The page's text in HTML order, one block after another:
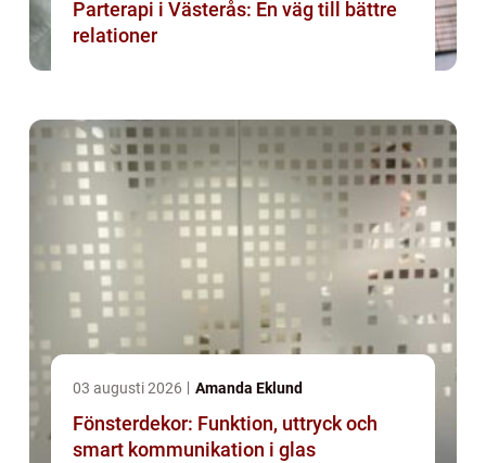
Parterapi i Västerås: En väg till bättre
relationer
03 augusti 2026 Amanda Eklund
Fönsterdekor: Funktion, uttryck och
smart kommunikation i glas